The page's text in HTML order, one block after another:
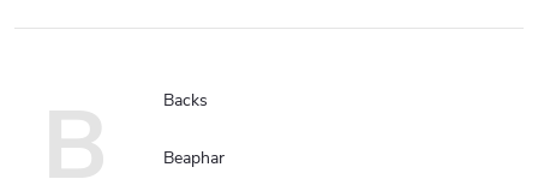
B Backs
Beaphar